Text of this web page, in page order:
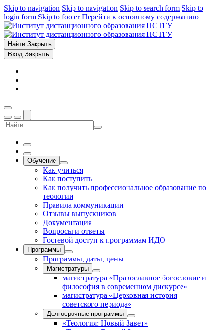
Skip to navigation Skip to navigation Skip to search form Skip to
login form Skip to footer Перейти к основному содержанию
Найти Закрыть
Вход Закрыть
Обучение
Как учиться
Как поступить
Как получить профессиональное образование по
теологии
Правила коммуникации
Отзывы выпускников
Документация
Вопросы и ответы
Гостевой доступ к программам ИДО
Программы
Программы, даты, цены
Магистратуры
магистратура «Православное богословие и
философия в современном дискурсе»
магистратура «Церковная история
советского периода»
Долгосрочные программы
«Теология: Новый Завет»